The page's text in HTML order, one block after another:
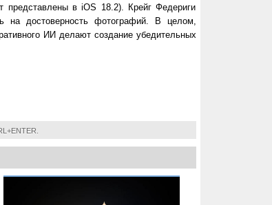
представлены в iOS 18.2). Крейг Федериги
на достоверность фотографий. В целом,
ИИ делают создание убедительных